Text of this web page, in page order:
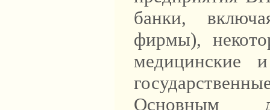
банки,
фирмы),
медицинские
Основным